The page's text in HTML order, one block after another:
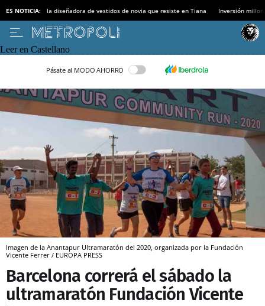
ES NOTICIA: la diseñadora de vestidos de novia que resiste en Tiana Inversión
Leer en Castellano
Pásate al MODO AHORRO
Imagen de la Anantapur Ultramaratón del 2020, organizada por la Fundación
Vicente Ferrer / EUROPA PRESS
Barcelona correrá el sábado la
ultramaratón Fundación Vicente